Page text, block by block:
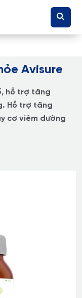
Avisure
hỗ trợ tăng
Hỗ trợ tăng
cơ viêm đường